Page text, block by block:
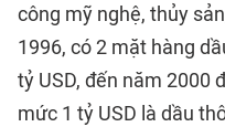
công mỹ nghệ, thủy
1996, có 2 mặt hàng
tỷ USD, đến năm 2000
mức 1 tỷ USD là dầu